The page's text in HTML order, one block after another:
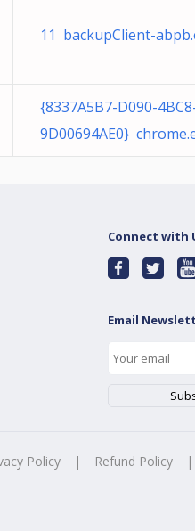
11 backupClient-
{8337A5B7-D090-
9D00694AE0}
Connect with
Email
Policy | Refund Policy |